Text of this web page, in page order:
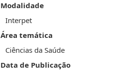
Modalidade
Interpet
Área temática
Ciências da Saúde
Data de Publicação